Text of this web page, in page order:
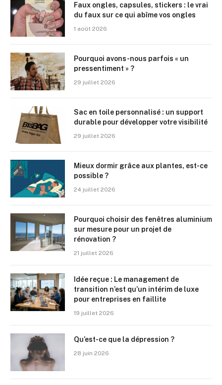
Faux ongles, capsules, stickers : le vrai
du faux sur ce qui abîme vos ongles
1 août 2026
Pourquoi avons-nous parfois « un
pressentiment » ?
29 juillet 2026
Sac en toile personnalisé : un support
durable pour développer votre visibilité
29 juillet 2026
Mieux dormir grâce aux plantes, est-ce
possible ?
24 juillet 2026
Pourquoi choisir des fenêtres aluminium
sur mesure pour un projet de
rénovation ?
21 juillet 2026
Idée reçue : Le management de
transition n’est qu’un intérim de luxe
pour entreprises en faillite
19 juillet 2026
Qu’est-ce que la dépression ?
28 juin 2026